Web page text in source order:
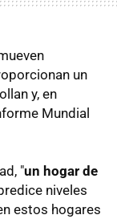
un
y, en
Mundial
"un hogar de
niveles
estos hogares